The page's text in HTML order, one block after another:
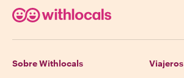
Sobre Withlocals Viajeros